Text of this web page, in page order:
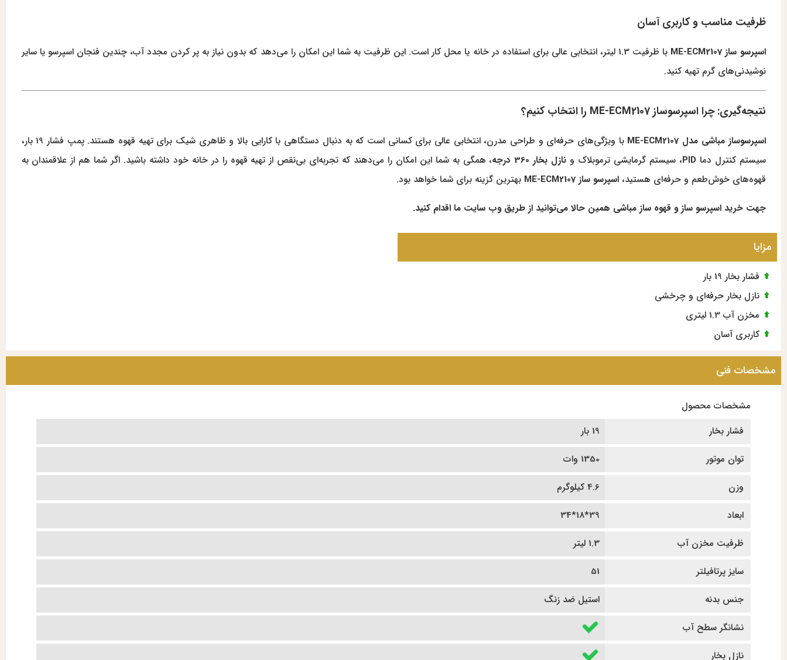
ظرفیت مناسب و کاربری آسان
اسپرسو ساز ME-ECM2107
با ظرفیت 1.3 لیتر، انتخابی عالی برای استفاده در خانه یا محل کار است. این ظرفیت به شما این امکان را می‌دهد که بدون نیاز به پر کردن مجدد آب، چندین فنجان اسپرسو یا سایر
نوشیدنی‌های گرم تهیه کنید.
نتیجه‌گیری: چرا اسپرسوساز ME-ECM2107 را انتخاب کنیم؟
اسپرسوساز مباشی مدل ME-ECM2107
با ویژگی‌های حرفه‌ای و طراحی مدرن، انتخابی عالی برای کسانی است که به دنبال دستگاهی با کارایی بالا و ظاهری شیک برای تهیه قهوه هستند. پمپ فشار 19 بار،
سیستم کنترل دماPID، سیستم گرمایشی ترموبلاک و نازل بخار 360 درجه
، همگی به شما این امکان را می‌دهند که تجربه‌ای بی‌نقص از تهیه قهوه را در خانه خود داشته باشید. اگر شما هم از علاقمندان به
قهوه‌های خوش‌طعم و حرفه‌ای هستید،اسپرسو ساز ME-ECM2107 بهترین گزینه برای شما خواهد بود.
جهت خرید اسپرسو ساز و قهوه ساز مباشی همین حالا می‌توانید از طریق وب سایت ما اقدام کنید.
مزایا
فشار بخار 19 بار
نازل بخار حرفه‌ای و چرخشی
مخزن آب 1.3 لیتری
کاربری آسان
مشخصات فنی
مشخصات محصول
فشار بخار
19 بار
توان موتور
1350 وات
وزن
4.6 کیلوگرم
ابعاد
39*18*34
ظرفیت مخزن آب
1.3 لیتر
سایز پرتافیلتر
51
جنس بدنه
استیل ضد زنگ
نشانگر سطح آب
نازل بخار